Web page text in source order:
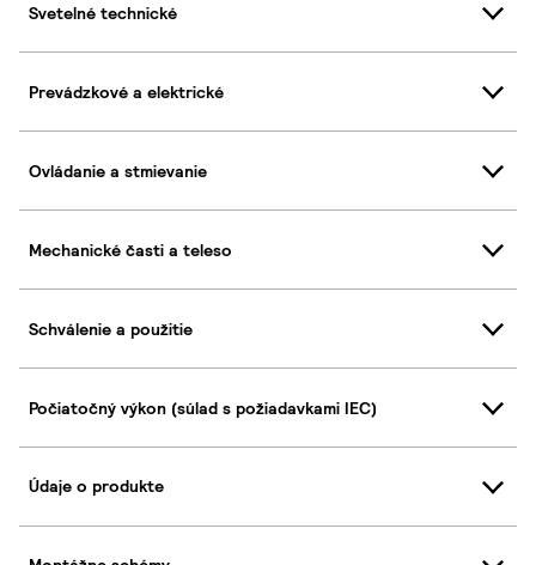
Svetelné technické
Prevádzkové a elektrické
Ovládanie a stmievanie
Mechanické časti a teleso
Schválenie a použitie
Počiatočný výkon (súlad s požiadavkami IEC)
Údaje o produkte